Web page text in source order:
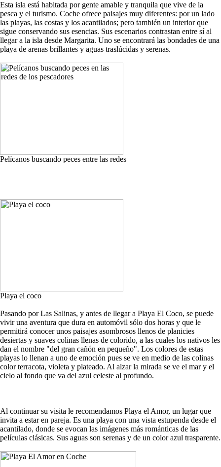
Esta isla está habitada por gente amable y tranquila que vive de la
pesca y el turismo. Coche ofrece paisajes muy diferentes: por un lado
las playas, las costas y los acantilados; pero también un interior que
sigue conservando sus esencias. Sus escenarios contrastan entre sí al
llegar a la isla desde Margarita. Uno se encontrará las bondades de una
playa de arenas brillantes y aguas traslúcidas y serenas.
Pelícanos buscando peces entre las redes
Playa el coco
Pasando por Las Salinas, y antes de llegar a Playa El Coco, se puede
vivir una aventura que dura en automóvil sólo dos horas y que le
permitirá conocer unos paisajes asombrosos llenos de planicies
desiertas y suaves colinas llenas de colorido, a las cuales los nativos les
dan el nombre "del gran cañón en pequeño". Los colores de estas
playas lo llenan a uno de emoción pues se ve en medio de las colinas
color terracota, violeta y plateado. Al alzar la mirada se ve el mar y el
cielo al fondo que va del azul celeste al profundo.
Al continuar su visita le recomendamos Playa el Amor, un lugar que
invita a estar en pareja. Es una playa con una vista estupenda desde el
acantilado, donde se evocan las imágenes más románticas de las
películas clásicas. Sus aguas son serenas y de un color azul trasparente.